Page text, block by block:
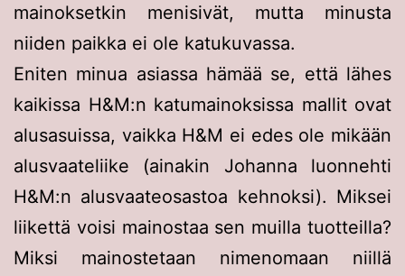
mainoksetkin menisivät, mutta minusta
niiden paikka ei ole katukuvassa.
Eniten minua asiassa hämää se, että lähes
kaikissa H&M:n katumainoksissa mallit ovat
alusasuissa, vaikka H&M ei edes ole mikään
alusvaateliike (ainakin Johanna luonnehti
H&M:n alusvaateosastoa kehnoksi). Miksei
liikettä voisi mainostaa sen muilla tuotteilla?
Miksi mainostetaan nimenomaan niillä